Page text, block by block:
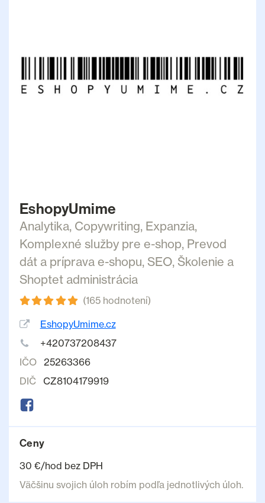
EshopyUmime
Analytika, Copywriting, Expanzia,
Komplexné služby pre e-shop, Prevod
dát a príprava e-shopu, SEO, Školenie a
Shoptet administrácia
(165 hodnotení)
EshopyUmime.cz
+420737208437
IČO
25263366
DIČ
CZ8104179919
Ceny
30 €/hod bez DPH
Väčšinu svojich úloh robím podľa jednotlivých úloh.